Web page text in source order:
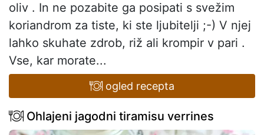
oliv . In ne pozabite ga posipati s svežim
koriandrom za tiste, ki ste ljubitelji ;-) V njej
lahko skuhate zdrob, riž ali krompir v pari .
Vse, kar morate...
ogled recepta
Ohlajeni jagodni tiramisu verrines